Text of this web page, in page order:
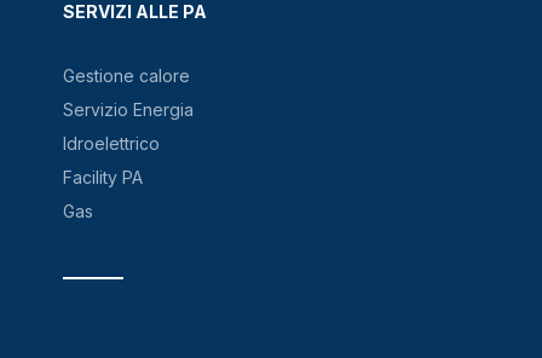
SERVIZI ALLE PA
Gestione calore
Servizio Energia
Idroelettrico
Facility PA
Gas